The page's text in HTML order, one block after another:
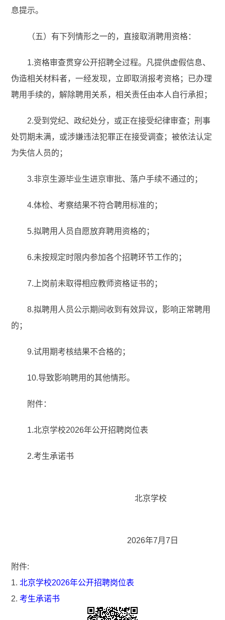
息提示。
（五）有下列情形之一的，直接取消聘用资格：
1.资格审查贯穿公开招聘全过程。凡提供虚假信息、
伪造相关材料者，一经发现，立即取消报考资格；已办理
聘用手续的，解除聘用关系，相关责任由本人自行承担；
2.受到党纪、政纪处分，或正在接受纪律审查；刑事
处罚期未满，或涉嫌违法犯罪正在接受调查；被依法认定
为失信人员的；
3.非京生源毕业生进京审批、落户手续不通过的；
4.体检、考察结果不符合聘用标准的；
5.拟聘用人员自愿放弃聘用资格的；
6.未按规定时限内参加各个招聘环节工作的；
7.上岗前未取得相应教师资格证书的；
8.拟聘用人员公示期间收到有效异议，影响正常聘用
的；
9.试用期考核结果不合格的；
10.导致影响聘用的其他情形。
附件：
1.北京学校2026年公开招聘岗位表
2.考生承诺书
北京学校
2026年7月7日
附件:
1.北京学校2026年公开招聘岗位表
2.考生承诺书